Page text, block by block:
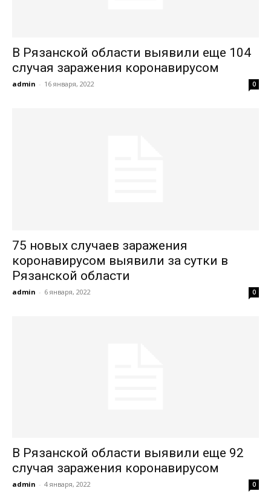
В Рязанской области выявили еще 104
случая заражения коронавирусом
admin - 16 января, 2022 0
75 новых случаев заражения
коронавирусом выявили за сутки в
Рязанской области
admin - 6 января, 2022 0
В Рязанской области выявили еще 92
случая заражения коронавирусом
admin - 4 января, 2022 0